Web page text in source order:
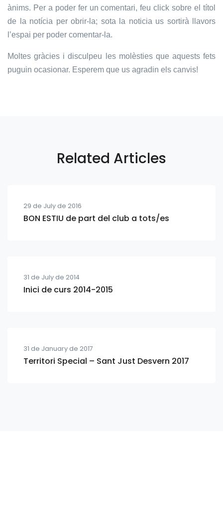
ànims. Per a poder fer un comentari, feu click sobre el títol
de la notícia per obrir-la; sota la noticia us sortirà llavors
l’espai per poder comentar-la.
Moltes gràcies i disculpeu les molèsties que aquests fets
puguin ocasionar. Esperem que us agradin els canvis!
Related Articles
29 de July de 2016
BON ESTIU de part del club a tots/es
31 de July de 2014
Inici de curs 2014-2015
31 de January de 2017
Territori Special – Sant Just Desvern 2017